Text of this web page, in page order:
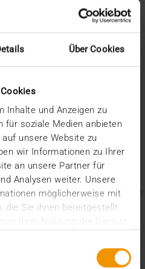
Über Cookies
Inhalte und Anzeigen zu
für soziale Medien anbieten
unsere Website zu
wir Informationen zu Ihrer
an unsere Partner für
Analysen weiter. Unsere
möglicherweise mit
die Sie ihnen bereitgestellt
– gemäß dem Stand der
sogar pragmatisch: Es bedarf
und DVD oder sogar elektronisch als
zeigt einmal mehr: Die Mitarbeit
helfen, auch aktuelle
für Spielregeln und
So betten Sie KI in Ihre